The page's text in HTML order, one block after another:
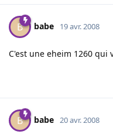
B babe 19 avr. 2008
C'est une eheim 1260 qui
B babe 20 avr. 2008